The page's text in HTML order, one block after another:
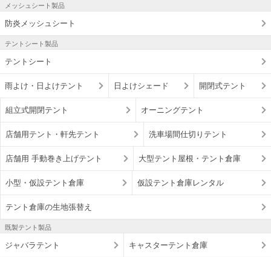
メッシュシート製品
防炎メッシュシート
テントシート製品
テントシート
雨よけ・日よけテント 日よけシェード 開閉式テント
組立式開閉テント オーニングテント
店舗用テント・軒先テント 洗車場間仕切りテント
店舗用 手動巻き上げテント 大型テント屋根・テント倉庫
小型・仮設テント倉庫 仮設テント倉庫レンタル
テント倉庫の生地張替え
既製テント製品
ジャバラテント キャスターテント倉庫